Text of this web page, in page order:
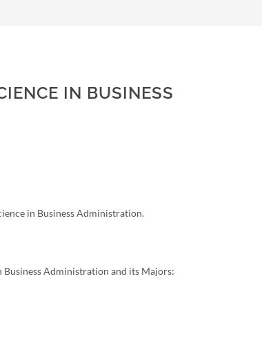
IN BUSINESS
in Business Administration.
Administration and its Majors: